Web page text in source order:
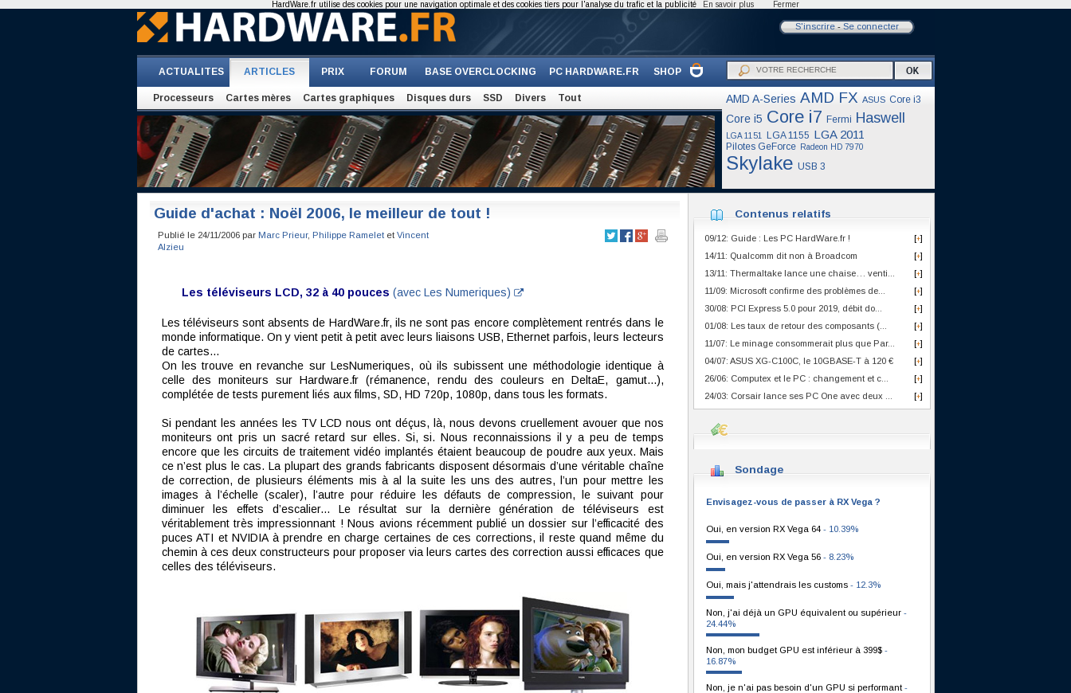
S'inscrire- Se connecter
ACTUALITES ARTICLES PRIX FORUM BASE OVERCLOCKING PC HARDWARE.FR SHOP
Processeurs Cartes mères Cartes graphiques Disques durs SSD Divers Tout AMD A-Series AMD FX ASUS Core i3
Core i5 Core i7 Fermi Haswell
LGA 1151 LGA 1155 LGA 2011
Pilotes GeForce Radeon HD 7970
Skylake USB 3
Guide d'achat : Noël 2006, le meilleur de tout !
Publié le 24/11/2006 par Marc Prieur, Philippe Rameletet Vincent
Alzieu
Les téléviseurs LCD, 32 à 40 pouces (avec Les Numeriques)
Les téléviseurs sont absents de HardWare.fr, ils ne sont pas encore complètement rentrés dans le
monde informatique. On y vient petit à petit avec leurs liaisons USB, Ethernet parfois, leurs lecteurs
de cartes...
On les trouve en revanche sur LesNumeriques, où ils subissent une méthodologie identique à
celle des moniteurs sur Hardware.fr (rémanence, rendu des couleurs en DeltaE, gamut...),
complétée de tests purement liés aux films, SD, HD 720p, 1080p, dans tous les formats.
Si pendant les années les TV LCD nous ont déçus, là, nous devons cruellement avouer que nos
moniteurs ont pris un sacré retard sur elles. Si, si. Nous reconnaissions il y a peu de temps
encore que les circuits de traitement vidéo implantés étaient beaucoup de poudre aux yeux. Mais
ce n’est plus le cas. La plupart des grands fabricants disposent désormais d’une véritable chaîne
de correction, de plusieurs éléments mis à al la suite les uns des autres, l’un pour mettre les
images à l’échelle (scaler), l’autre pour réduire les défauts de compression, le suivant pour
diminuer les effets d’escalier... Le résultat sur la dernière génération de téléviseurs est
véritablement très impressionnant ! Nous avions récemment publié un dossier sur l’efficacité des
puces ATI et NVIDIA à prendre en charge certaines de ces corrections, il reste quand même du
chemin à ces deux constructeurs pour proposer via leurs cartes des correction aussi efficaces que
celles des téléviseurs.
Contenus relatifs
[+]
09/12: Guide : Les PC HardWare.fr !
[+]
14/11: Qualcomm dit non à Broadcom
[+]
13/11: Thermaltake lance une chaise… venti...
[+]
11/09: Microsoft confirme des problèmes de...
[+]
30/08: PCI Express 5.0 pour 2019, débit do...
[+]
01/08: Les taux de retour des composants (...
[+]
11/07: Le minage consommerait plus que Par...
[+]
04/07: ASUS XG-C100C, le 10GBASE-T à 120 €
[+]
26/06: Computex et le PC : changement et c...
[+]
24/03: Corsair lance ses PC One avec deux ...
Sondage
Envisagez-vous de passer à RX Vega ?
Oui, en version RX Vega 64 - 10.39%
Oui, en version RX Vega 56 - 8.23%
Oui, mais j'attendrais les customs - 12.3%
Non, j'ai déjà un GPU équivalent ou supérieur -
24.44%
Non, mon budget GPU est inférieur à 399$ -
16.87%
Non, je n'ai pas besoin d'un GPU si performant -
HardWare.fr utilise des cookies pour une navigation optimale et des cookies tiers pour l'analyse du trafic et la publicité En savoir plus Fermer